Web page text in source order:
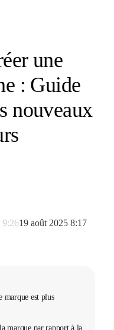
une
: Guide
nouveaux
9:2619 août 2025 8:17
marque est plus
marque par rapport à la